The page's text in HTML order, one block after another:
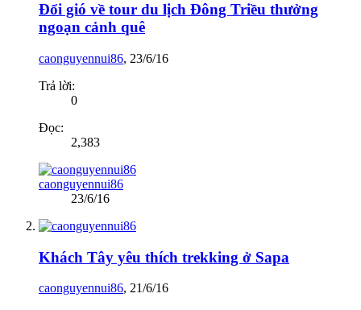
Đổi gió về tour du lịch Đông Triều thưởng
ngoạn cảnh quê
caonguyennui86, 23/6/16
Trả lời:
0
Đọc:
2,383
caonguyennui86
23/6/16
Khách Tây yêu thích trekking ở Sapa
caonguyennui86, 21/6/16